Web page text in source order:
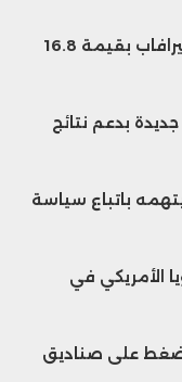
تسلا وسبيس إكس تطلقان مشروع تيرافاب بقيمة 16.8
بدعم نتائج
باتباع سياسة
الأمريكي في
على صناديق